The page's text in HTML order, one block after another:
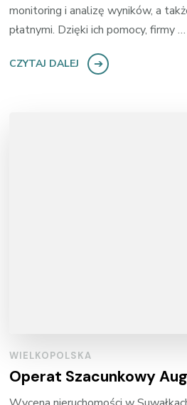
monitoring i analizę wyników, a
płatnymi. Dzięki ich pomocy, firmy …
CZYTAJ DALEJ
WIELKOPOLSKA
Operat Szacunkowy